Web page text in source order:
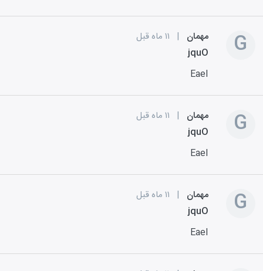
G مهمان | ۱۱ ماه قبل
jquO
EaeI
G مهمان | ۱۱ ماه قبل
jquO
EaeI
G مهمان | ۱۱ ماه قبل
jquO
EaeI